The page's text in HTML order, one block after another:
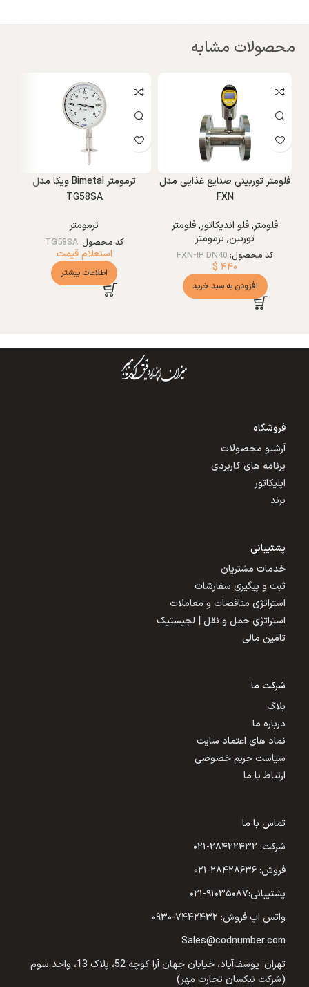
محصولات مشابه
فلومتر توربینی صنایع غذایی مدل
FXN
فلومتر,فلو اندیکاتور,فلومتر
توربین,ترمومتر
کد محصول: FXN-IP DN40
$ ۴۴۰
افزودن به سبد خرید
ترمومتر Bimetal ویکا مدل
TG58SA
ترمومتر
کد محصول:TG58SA
استعلام قیمت
اطلاعات بیشتر
فروشگاه
آرشیو محصولات
برنامه های کاربردی
اپلیکاتور
برند
پشتیبانی
خدمات مشتریان
ثبت و پیگیری سفارشات
استراتژی مناقصات و معاملات
استراتژی حمل و نقل | لجیستیک
تامین مالی
شرکت ما
بلاگ
درباره ما
نماد های اعتماد سایت
سیاست حریم خصوصی
ارتباط با ما
تماس با ما
شرکت: ۲۸۴۲۲۴۳۲-۰۲۱
فروش: ۲۸۴۲۸۶۳۶-۰۲۱
پشتیبانی:۹۱۰۳۵۰۸۷-۰۲۱
واتس اپ فروش: ۷۴۴۲۴۳۲-۰۹۳۰
Sales@codnumber.com
تهران: یوسف‌آباد، خیابان جهان آرا کوچه 52، پلاک 13، واحد سوم
(شرکت نیکسان تجارت مهر)